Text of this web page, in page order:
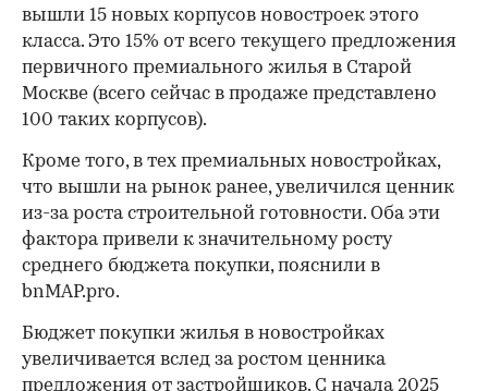
вышли 15 новых корпусов новостроек этого
класса. Это 15% от всего текущего предложения
первичного премиального жилья в Старой
Москве (всего сейчас в продаже представлено
100 таких корпусов).
Кроме того, в тех премиальных новостройках,
что вышли на рынок ранее, увеличился ценник
из-за роста строительной готовности. Оба эти
фактора привели к значительному росту
среднего бюджета покупки, пояснили в
bnMAP.pro.
Бюджет покупки жилья в новостройках
увеличивается вслед за ростом ценника
предложения от застройщиков. С начала 2025